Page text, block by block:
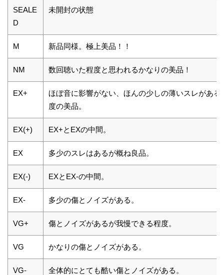
SEALE
D
未開封の状態
M 新品同様。極上美品！！
NM 数回聴いた程度と思われるかなりの美品！
EX+
ほぼ音に影響がない、ほんの少しの薄いスレがある
度の美品。
EX(+) EX+とEXの中間。
EX 多少のスレはあるが概ね良品。
EX(-) EXとEX-の中間。
EX- 多少の傷とノイズがある。
VG+ 傷とノイズがあるが我慢できる程度。
VG かなりの傷とノイズがある。
VG- 全体的にとても酷い傷とノイズがある。